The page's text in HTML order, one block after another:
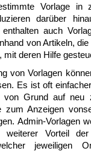
Vorlage in
darüber
enthalten auch
von Artikeln,
mit deren Hilfe
von Vorlagen
Es ist oft
Grund auf neu
zum Anzeigen
Admin-Vorlagen
weiterer Vorteil
jeweiligen